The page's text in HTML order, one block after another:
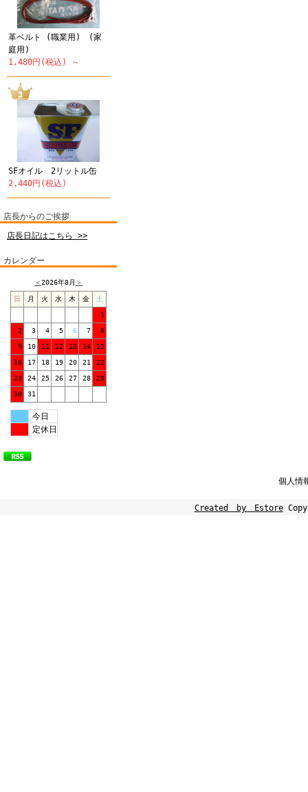
革ベルト (職業用) (家
庭用)
1,480円(税込) ～
SFオイル 2リットル缶
2,440円(税込)
店長からのご挨拶
店長日記はこちら >>
カレンダー
＜2026年8月 ＞
日 月 火 水 木 金 土
1
2 3 4 5 6 7 8
9 10 11 12 13 14 15
16 17 18 19 20 21 22
23 24 25 26 27 28 29
30 31
今日
定休日
個人情
Created by Estore